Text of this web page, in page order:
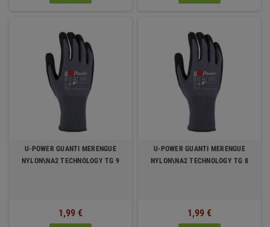
U-POWER GUANTI MERENGUE
NYLON\NA2 TECHNOLOGY TG 9
1,99 €
U-POWER GUANTI MERENGUE
NYLON\NA2 TECHNOLOGY TG 8
1,99 €